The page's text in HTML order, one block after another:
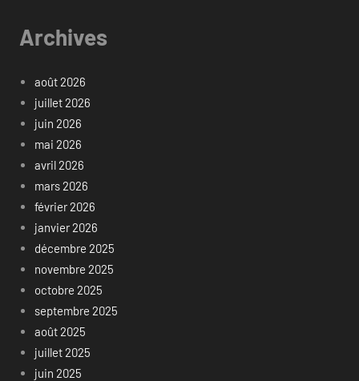
Archives
août 2026
juillet 2026
juin 2026
mai 2026
avril 2026
mars 2026
février 2026
janvier 2026
décembre 2025
novembre 2025
octobre 2025
septembre 2025
août 2025
juillet 2025
juin 2025